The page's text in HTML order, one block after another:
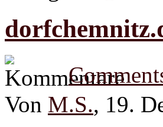
Von M.S., 19.